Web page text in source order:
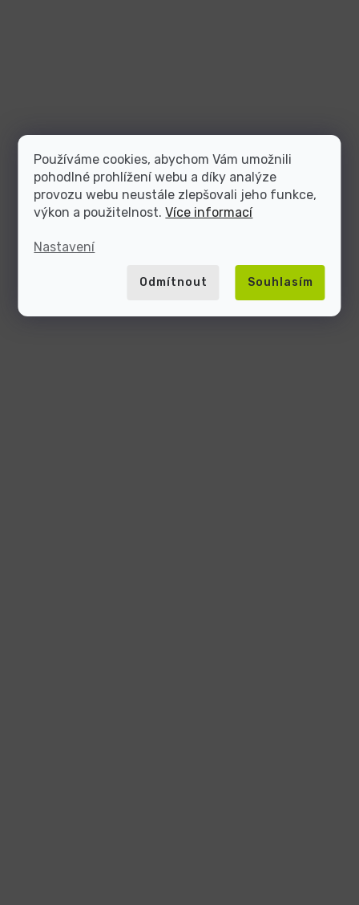
Používáme cookies, abychom Vám umožnili
pohodlné prohlížení webu a díky analýze
provozu webu neustále zlepšovali jeho funkce,
výkon a použitelnost.Více informací
Nastavení
Odmítnout Souhlasím